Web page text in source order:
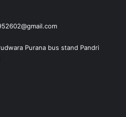
Purana bus stand Pandri